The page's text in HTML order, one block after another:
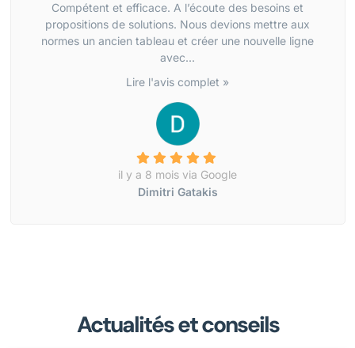
Compétent et efficace. A l’écoute des besoins et
propositions de solutions. Nous devions mettre aux
normes un ancien tableau et créer une nouvelle ligne
avec...
Lire l'avis complet »
il y a 8 mois via Google
Dimitri Gatakis
Actualités et conseils